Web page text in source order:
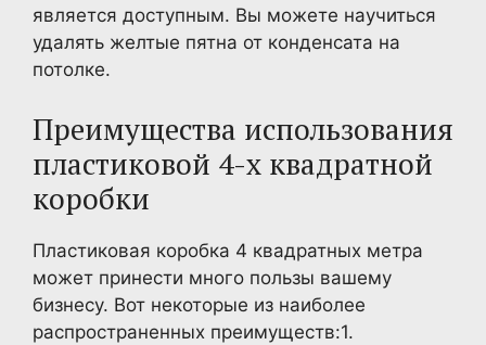
является доступным. Вы можете научиться
удалять желтые пятна от конденсата на
потолке.
Преимущества использования
пластиковой 4-х квадратной
коробки
Пластиковая коробка 4 квадратных метра
может принести много пользы вашему
бизнесу. Вот некоторые из наиболее
распространенных преимуществ:1.